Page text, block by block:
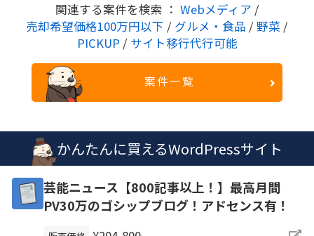
関連する案件を検索 ： Webメディア /
売却希望価格100万円以下 / グルメ・食品 / 野菜 /
PICKUP / サイト移行代行可能
案件一覧
かんたんに買えるWordPressサイト
芸能ニュース【800記事以上！】最高月間
PV30万のゴシップブログ！アドセンス有！